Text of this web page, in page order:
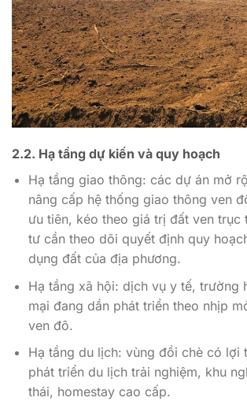
2.2. Hạ tầng dự kiến và quy hoạch
Hạ tầng giao thông: các dự án mở
nâng cấp hệ thống giao thông ven
ưu tiên, kéo theo giá trị đất ven trục
tư cần theo dõi quyết định quy
dụng đất của địa phương.
Hạ tầng xã hội: dịch vụ y tế, trường
mại đang dần phát triển theo nhịp
ven đô.
Hạ tầng du lịch: vùng đồi chè có lợi
phát triển du lịch trải nghiệm, khu
thái, homestay cao cấp.